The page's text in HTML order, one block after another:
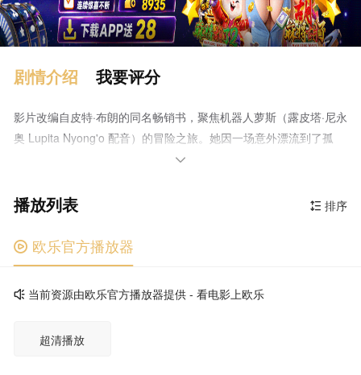
剧情介绍 我要评分
影片改编自皮特·布朗的同名畅销书，聚焦机器人萝斯（露皮塔·尼永
奥 Lupita Nyong'o 配音）的冒险之旅。她因一场意外漂流到了孤
岛，偏离了程序预设的发展轨道，不得不面对险恶的生存环境，并
小灰雁（基特·康纳 Kit Connor 配音）并成为了他的“妈妈”，她逐渐
乎爱的心灵故事即将展开。

 排序
播放列表
 欧乐官方播放器
当前资源由欧乐官方播放器提供 - 看电影上欧乐
超清播放